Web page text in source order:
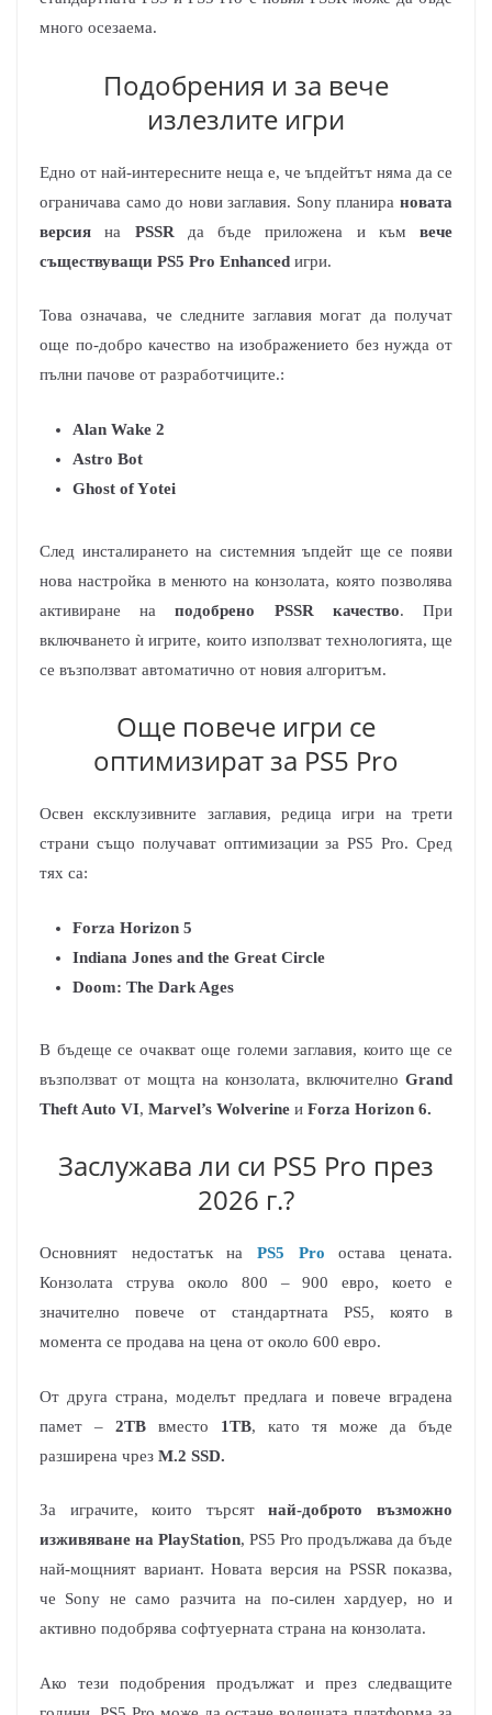
много осезаема.
Подобрения и за вече
излезлите игри
Едно от най-интересните неща е, че ъпдейтът няма да се
ограничава само до нови заглавия. Sony планира новата
версия на PSSR да бъде приложена и към вече
съществуващи PS5 Pro Enhanced игри.
Това означава, че следните заглавия могат да получат
още по-добро качество на изображението без нужда от
пълни пачове от разработчиците.:
Alan Wake 2
Astro Bot
Ghost of Yоtei
След инсталирането на системния ъпдейт ще се появи
нова настройка в менюто на конзолата, която позволява
активиране наподобрено PSSR качество. При
включването ѝ игрите, които използват технологията, ще
се възползват автоматично от новия алгоритъм.
Още повече игри се
оптимизират за PS5 Pro
Освен ексклузивните заглавия, редица игри на трети
страни също получават оптимизации за PS5 Pro. Сред
тях са:
Forza Horizon 5
Indiana Jones and the Great Circle
Doom: The Dark Ages
В бъдеще се очакват още големи заглавия, които ще се
възползват от мощта на конзолата, включително Grand
Theft Auto VI, Marvel’s Wolverine и Forza Horizon 6.
Заслужава ли си PS5 Pro през
2026 г.?
Основният недостатък на PS5 Pro остава цената.
Конзолата струва около 800 – 900 евро, което е
значително повече от стандартната PS5, която в
момента се продава на цена от около 600 евро.
От друга страна, моделът предлага и повече вградена
памет – 2TB вместо 1TB, като тя може да бъде
разширена чрез M.2 SSD.
За играчите, които търсятнай-доброто възможно
изживяване на PlayStation, PS5 Pro продължава да бъде
най-мощният вариант. Новата версия на PSSR показва,
че Sony не само разчита на по-силен хардуер, но и
активно подобрява софтуерната страна на конзолата.
Ако тези подобрения продължат и през следващите